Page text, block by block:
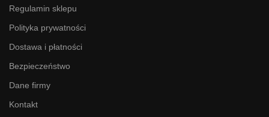
Regulamin sklepu
Polityka prywatności
Dostawa i płatności
Bezpieczeństwo
Dane firmy
Kontakt